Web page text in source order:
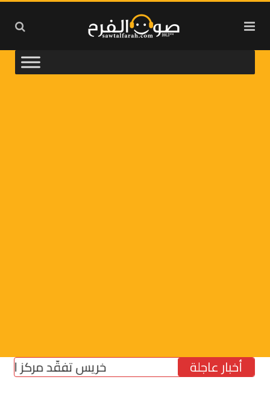
أخبار عاجلة خريس تفقّد مركز